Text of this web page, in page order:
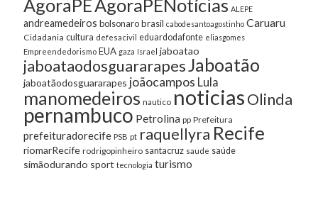
AgoraPEAgoraPENotícias ALEPE
andreamedeiros bolsonarobrasil cabodesantoagostinho Caruaru
Cidadania cultura defesacivil eduardodafonte eliasgomes
Empreendedorismo EUA gaza Israel jaboatao
jaboataodosguararapesJaboatão
jaboatãodosguararapes joãocampos Lula
manomedeiros nautico noticiasOlinda
pernambuco Petrolina pp Prefeitura
prefeituradorecife PSB pt raquellyra Recife
riomarRecife rodrigopinheiro santacruz saude saúde
simãodurando sport tecnologia turismo